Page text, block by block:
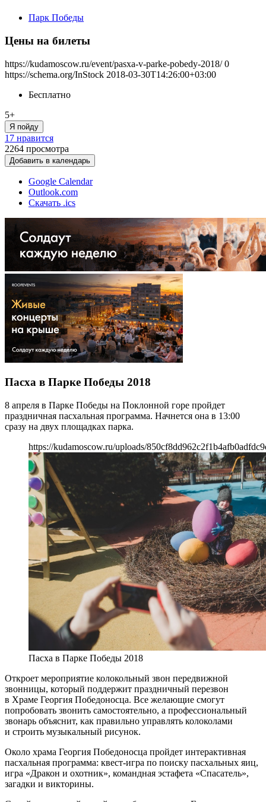
Парк Победы
Цены на билеты
https://kudamoscow.ru/event/pasxa-v-parke-pobedy-2018/ 0
https://schema.org/InStock 2018-03-30T14:26:00+03:00
Бесплатно
5+
Я пойду
17 нравится
2264 просмотра
Добавить в календарь
Google Calendar
Outlook.com
Скачать .ics
Пасха в Парке Победы 2018
8 апреля в Парке Победы на Поклонной горе пройдет
праздничная пасхальная программа. Начнется она в 13:00
сразу на двух площадках парка.
https://kudamoscow.ru/uploads/
Пасха в Парке Победы 2018
Откроет мероприятие колокольный звон передвижной
звонницы, который поддержит праздничный перезвон
в Храме Георгия Победоносца. Все желающие смогут
попробовать звонить самостоятельно, а профессиональный
звонарь объяснит, как правильно управлять колоколами
и строить музыкальный рисунок.
Около храма Георгия Победоносца пройдет интерактивная
пасхальная программа: квест-игра по поиску пасхальных яиц,
игра «Дракон и охотник», командная эстафета «Спасатель»,
загадки и викторины.